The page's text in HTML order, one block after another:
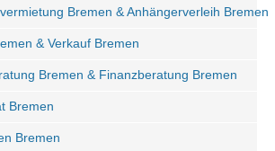
Bremen & Anhängerverleih Bremen
& Verkauf Bremen
Bremen & Finanzberatung Bremen
Bremen
Bremen